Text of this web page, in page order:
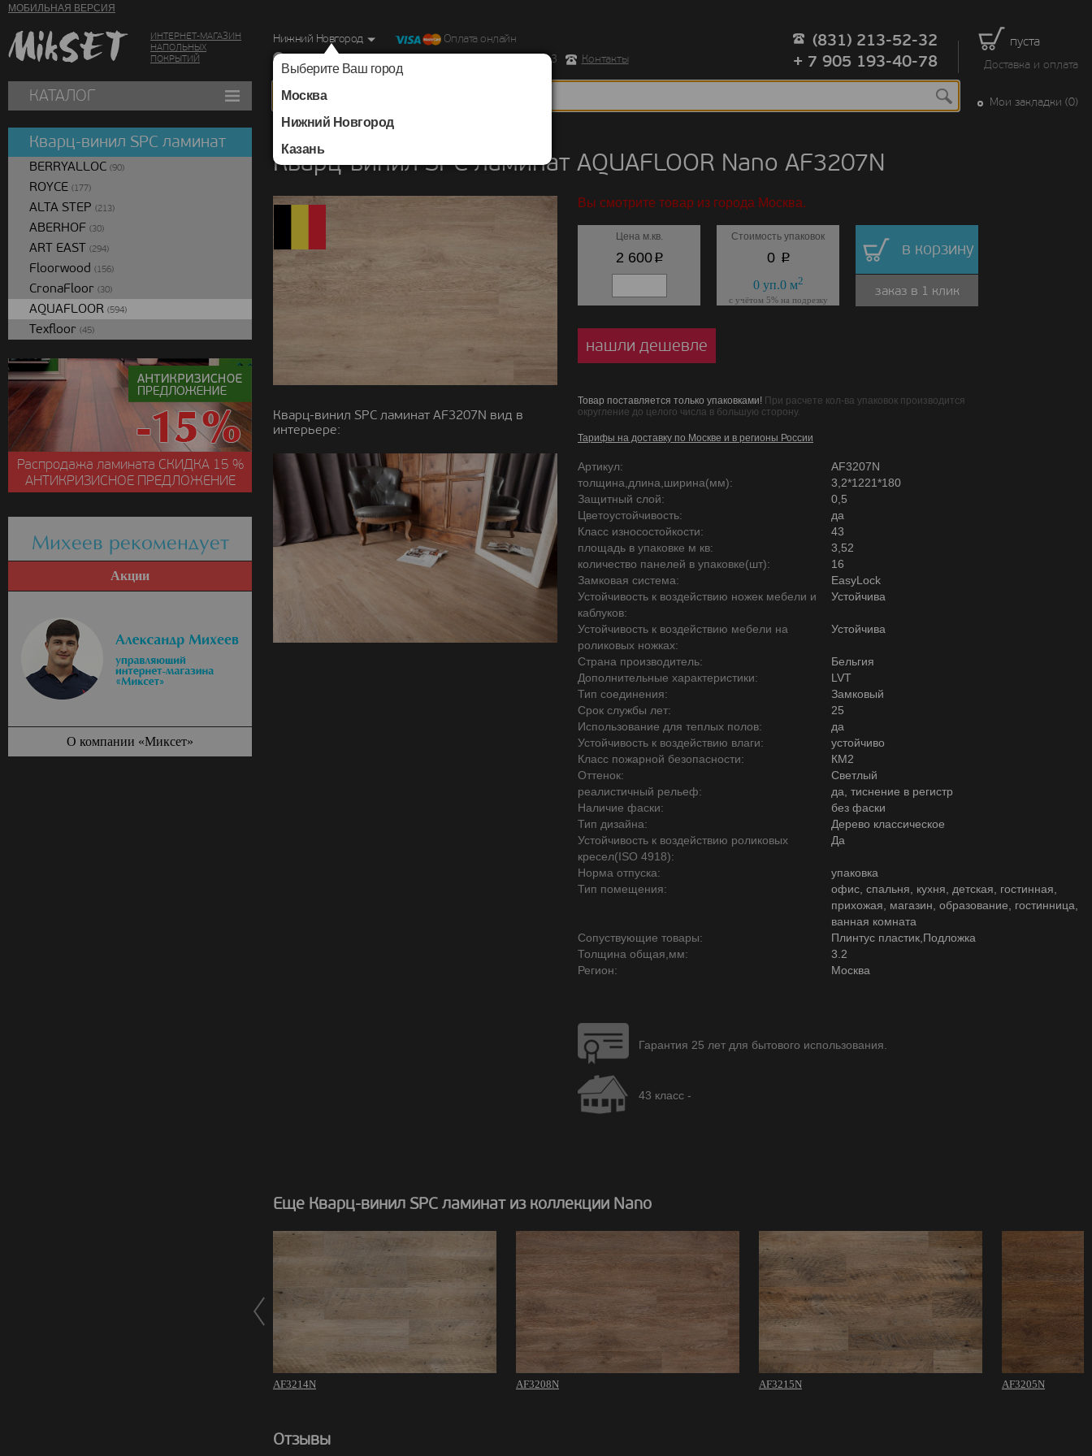
МОБИЛЬНАЯ ВЕРСИЯ
ИНТЕРНЕТ-МАГАЗИН
НАПОЛЬНЫХ
ПОКРЫТИЙ
пуста
Доставка и оплата
Нижний Новгород
Выберите Ваш город
Москва
Нижний Новгород
Казань
Оплата онлайн
г. Нижний Новгород, Ул. Республиканская д.43 корпус 3
Контакты
(831) 213-52-32
+ 7 905 193-40-78
КАТАЛОГ Мои закладки (0)
Кварц-винил SPC ламинат AQUAFLOOR Nano AF3207N
Кварц-винил SPC ламинат AF3207N вид в
интерьере:
Вы смотрите товар из города Москва.
Цена м.кв.
2 600p
Стоимость упаковок
0 p
0уп.0м2
с учётом 5% на подрезку
в корзину
заказ в 1 клик
нашли дешевле
Товар поставляется только упаковками! При расчете кол-ва упаковок производится
округление до целого числа в большую сторону.
Тарифы на доставку по Москве и в регионы России
Артикул:
AF3207N
толщина,длина,ширина(мм):
3,2*1221*180
Защитный слой:
0,5
Цветоустойчивость:
да
Класс износостойкости:
43
площадь в упаковке м кв:
3,52
количество панелей в упаковке(шт):
16
Замковая система:
EasyLock
Устойчивость к воздействию ножек мебели и
каблуков:
Устойчива
Устойчивость к воздействию мебели на
роликовых ножках:
Устойчива
Страна производитель:
Бельгия
Дополнительные характеристики:
LVT
Тип соединения:
Замковый
Срок службы лет:
25
Использование для теплых полов:
да
Устойчивость к воздействию влаги:
устойчиво
Класс пожарной безопасности:
КМ2
Оттенок:
Светлый
реалистичный рельеф:
да, тиснение в регистр
Наличие фаски:
без фаски
Тип дизайна:
Дерево классическое
Устойчивость к воздействию роликовых
кресел(ISO 4918):
Да
Норма отпуска:
упаковка
Тип помещения:
офис, спальня, кухня, детская, гостинная,
прихожая, магазин, образование, гостинница,
ванная комната
Сопуствующие товары:
Плинтус пластик,Подложка
Толщина общая,мм:
3.2
Регион:
Москва
Гарантия 25 лет для бытового использования.
43 класс -
Еще Кварц-винил SPC ламинат из коллекции Nano
AF3214N AF3208N AF3215N AF3205N
Отзывы
Кварц-винил SPC ламинат
BERRYALLOC (90)
ROYCE (177)
ALTA STEP (213)
ABERHOF (30)
ART EAST (294)
Floorwood (156)
CronaFloor (30)
AQUAFLOOR (594)
Texfloor (45)
Распродажа ламината СКИДКА15 %
АНТИКРИЗИСНОЕ ПРЕДЛОЖЕНИЕ
Михеев рекомендует
Акции
О компании «Миксет»